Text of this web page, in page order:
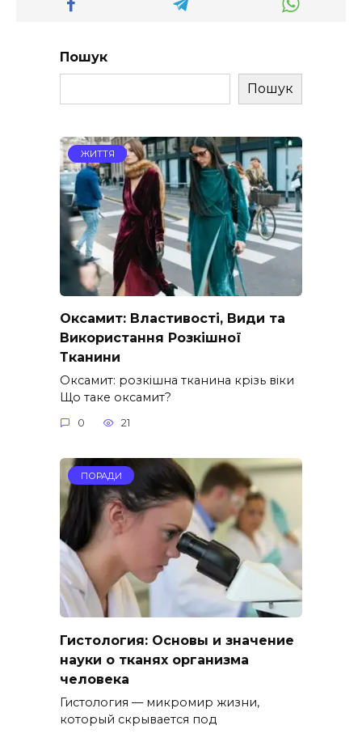
Пошук
Пошук
ЖИТТЯ
Оксамит: Властивості, Види та
Використання Розкішної
Тканини
Оксамит: розкішна тканина крізь віки
Що таке оксамит?
0 21
ПОРАДИ
Гистология: Основы и значение
науки о тканях организма
человека
Гистология — микромир жизни,
который скрывается под